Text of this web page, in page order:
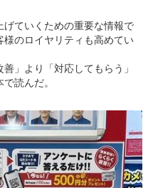
ていくための重要な情報で
のロイヤリティも高めてい
」より「対応してもらう」
読んだ。